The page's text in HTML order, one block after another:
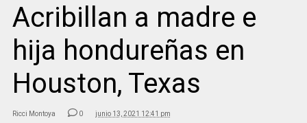
Acribillan a madre e
hija hondureñas en
Houston, Texas
Ricci Montoya 0 junio 13, 2021 12:41 pm